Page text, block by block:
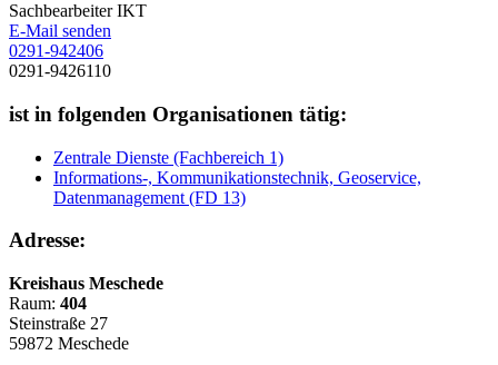
Sachbearbeiter IKT
E-Mail senden
0291-942406
0291-9426110
ist in folgenden Organisationen tätig:
Zentrale Dienste (Fachbereich 1)
Informations-, Kommunikationstechnik, Geoservice,
Datenmanagement (FD 13)
Adresse:
Kreishaus Meschede
Raum: 404
Steinstraße 27
59872 Meschede